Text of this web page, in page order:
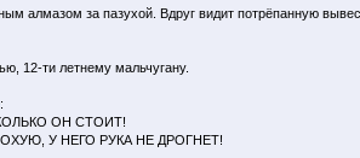
алмазом за пазухой. Вдруг видит потрёпанную
12-ти летнему мальчугану.
ОН СТОИТ!
ПОХУЮ, У НЕГО РУКА НЕ ДРОГНЕТ!